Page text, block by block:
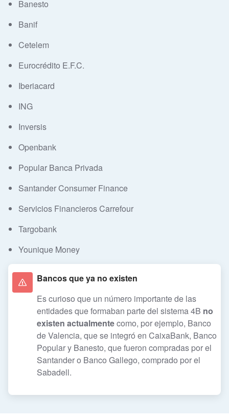
Banesto
Banif
Cetelem
Eurocrédito E.F.C.
Iberiacard
ING
Inversis
Openbank
Popular Banca Privada
Santander Consumer Finance
Servicios Financieros Carrefour
Targobank
Younique Money
Bancos que ya no existen
Es curioso que un número importante de las
entidades que formaban parte del sistema 4B no
existen actualmentecomo, por ejemplo, Banco
de Valencia, que se integró en CaixaBank, Banco
Popular y Banesto, que fueron compradas por el
Santander o Banco Gallego, comprado por el
Sabadell.